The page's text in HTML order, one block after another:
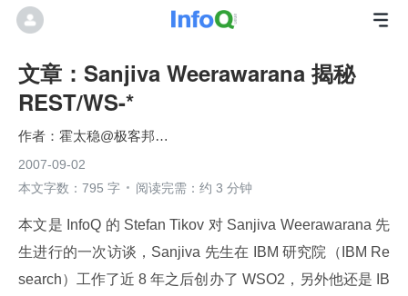
文章：Sanjiva Weerawarana 揭秘
REST/WS-*
霍太稳@极客邦科技
2007-09-02
本文字数：795 字
阅读完需：约 3 分钟
本文是 InfoQ 的 Stefan Tikov 对 Sanjiva Weerawarana 先
生进行的一次访谈，Sanjiva 先生在 IBM 研究院（IBM Re
search）工作了近 8 年之后创办了 WSO2，另外他还是 IB